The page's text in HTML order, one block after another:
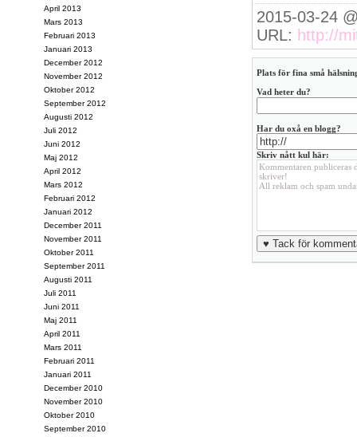
2015-03-24
URL: http://
Plats för fina små
Vad heter du?
Har du oxå en blogg?
Skriv nått kul här:
April 2013
Mars 2013
Februari 2013
Januari 2013
December 2012
November 2012
Oktober 2012
September 2012
Augusti 2012
Juli 2012
Juni 2012
Maj 2012
April 2012
Mars 2012
Februari 2012
Januari 2012
December 2011
November 2011
Oktober 2011
September 2011
Augusti 2011
Juli 2011
Juni 2011
Maj 2011
April 2011
Mars 2011
Februari 2011
Januari 2011
December 2010
November 2010
Oktober 2010
September 2010